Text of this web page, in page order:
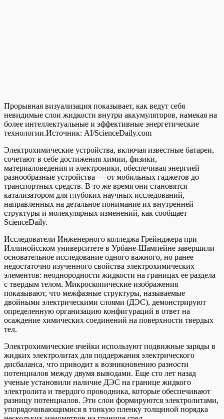
Прорывная визуализация показывает, как ведут себя
невидимые слои жидкости внутри аккумуляторов, намекая на
более интеллектуальные и эффективные энергетические
технологии.Источник: AI/ScienceDaily.com
Электрохимические устройства, включая известные батареи,
сочетают в себе достижения химии, физики,
материаловедения и электроники, обеспечивая энергией
разнообразные устройства — от мобильных гаджетов до
транспортных средств. В то же время они становятся
катализатором для глубоких научных исследований,
направленных на детальное понимание их внутренней
структуры и молекулярных изменений, как сообщает
ScienceDaily.
Исследователи Инженерного колледжа Грейнджера при
Иллинойсском университете в Урбане-Шампейне завершили
основательное исследование одного важного, но ранее
недостаточно изученного свойства электрохимических
элементов: неоднородности жидкости на границах ее раздела
с твердым телом. Микроскопические изображения
показывают, что межфазные структуры, называемые
двойными электрическими слоями (ДЭС), демонстрируют
определенную организацию конфигураций в ответ на
осаждение химических соединений на поверхности твердых
тел.
Электрохимические ячейки используют подвижные заряды в
жидких электролитах для поддержания электрического
дисбаланса, что приводит к возникновению разности
потенциалов между двумя выводами. Еще сто лет назад
ученые установили наличие ДЭС на границе жидкого
электролита и твердого проводника, которые обеспечивают
разницу потенциалов. Эти слои формируются электролитами,
упорядочивающимися в тонкую пленку толщиной порядка